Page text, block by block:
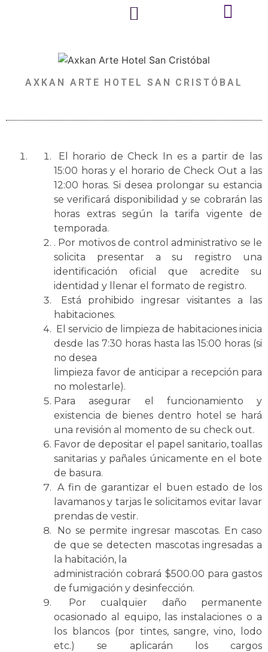
AXKAN ARTE HOTEL SAN CRISTÓBAL
El horario de Check In es a partir de las
15:00 horas y el horario de Check Out a las
12:00 horas. Si desea prolongar su estancia
se verificará disponibilidad y se cobrarán las
horas extras según la tarifa vigente de
temporada.
. Por motivos de control administrativo se le
solicita presentar a su registro una
identificación oficial que acredite su
identidad y llenar el formato de registro.
Está prohibido ingresar visitantes a las
habitaciones.
El servicio de limpieza de habitaciones inicia
desde las 7:30 horas hasta las 15:00 horas (si
no desea
limpieza favor de anticipar a recepción para
no molestarle).
Para asegurar el funcionamiento y
existencia de bienes dentro hotel se hará
una revisión al momento de su check out.
Favor de depositar el papel sanitario, toallas
sanitarias y pañales únicamente en el bote
de basura.
A fin de garantizar el buen estado de los
lavamanos y tarjas le solicitamos evitar lavar
prendas de vestir.
No se permite ingresar mascotas. En caso
de que se detecten mascotas ingresadas a
la habitación, la
administración cobrará $500.00 para gastos
de fumigación y desinfección.
Por cualquier daño permanente
ocasionado al equipo, las instalaciones o a
los blancos (por tintes, sangre, vino, lodo
etc.) se aplicarán los cargos